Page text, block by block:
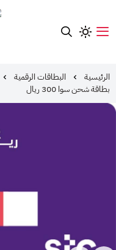
الرئيسية البطاقات الرقمية
بطاقة شحن سوا 300 ريال